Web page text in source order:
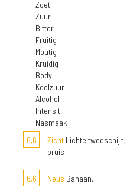
Zoet
Zuur
Bitter
Fruitig
Moutig
Kruidig
Body
Koolzuur
Alcohol
Intensit.
Nasmaak
6,6
Zicht Lichte
bruis
6,6 Neus Banaan.